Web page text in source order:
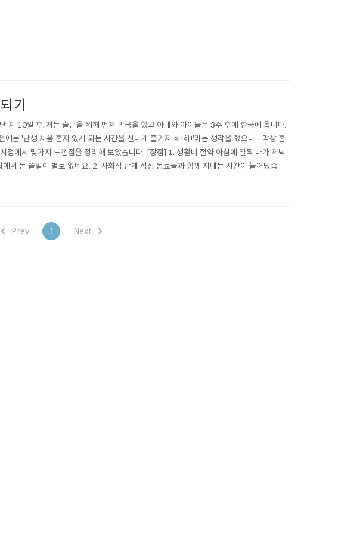
기
지 10일 후, 저는 출근을 위해 먼저 귀국을 했고 아내와 아이들은 3주 후에 한국에 옵니다.
는 '난생 처음 혼자 있게 되는 시간을 신나게 즐기자 하!하!'라는 생각을 했으나... 막상 혼
점에서 몇가지 느낀점을 정리해 보았습니다. [장점] 1. 생활비 절약 아침에 일찍 나가 저녁
서 돈 쓸일이 별로 없네요. 2. 사회적 관계 직장 동료들과 함께 지내는 시간이 늘어났습니
가고 분위기 있는 까페도..
Prev 1 Next